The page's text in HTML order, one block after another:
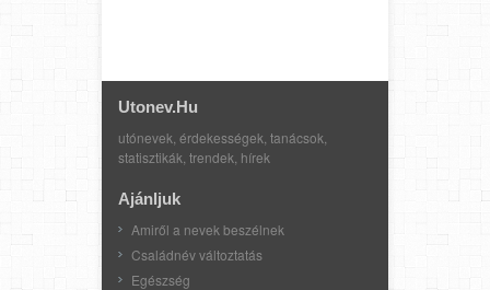
Utonev.hu
utónevek, érdekességek, tanácsok,
statisztikák, trendek, hírek
Ajánljuk
Amiről a nevek beszélnek
Családnév változtatás
Egészség